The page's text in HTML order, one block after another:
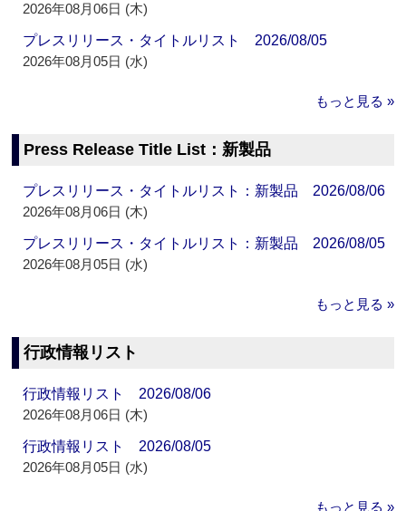
2026年08月06日 (木)
プレスリリース・タイトルリスト 2026/08/05
2026年08月05日 (水)
もっと見る »
Press Release Title List：新製品
プレスリリース・タイトルリスト：新製品 2026/08/06
2026年08月06日 (木)
プレスリリース・タイトルリスト：新製品 2026/08/05
2026年08月05日 (水)
もっと見る »
行政情報リスト
行政情報リスト 2026/08/06
2026年08月06日 (木)
行政情報リスト 2026/08/05
2026年08月05日 (水)
もっと見る »